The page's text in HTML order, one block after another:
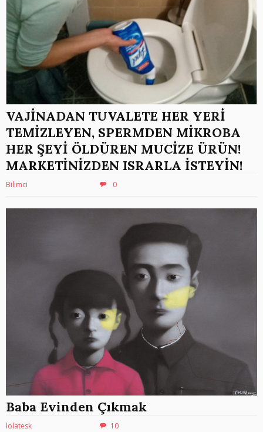
VAJİNADAN TUVALETE HER YERİ
TEMİZLEYEN, SPERMDEN MİKROBA
HER ŞEYİ ÖLDÜREN MUCİZE ÜRÜN!
MARKETİNİZDEN ISRARLA İSTEYİN!
Bilimci 0
Baba Evinden Çıkmak
lolatesk 10